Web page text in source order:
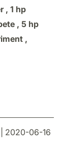
, 1 hp
, 5 hp
,
| 2020-06-16